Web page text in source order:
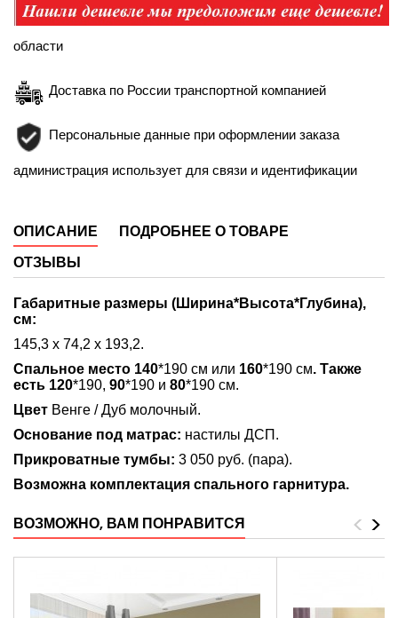
Доставка в пределах Белгорода и Белгородской
области
Доставка по России транспортной компанией
Персональные данные при оформлении заказа
администрация использует для связи и идентификации
ОПИСАНИЕ
ПОДРОБНЕЕ О ТОВАРЕ
ОТЗЫВЫ
Габаритные размеры (Ширина*Высота*Глубина),
см:
145,3 х 74,2 х 193,2.
Спальное место 140*190 см или 160*190 см. Также
есть 120*190, 90*190 и 80*190 см.
Цвет Венге / Дуб молочный.
Основание под матрас: настилы ДСП.
Прикроватные тумбы: 3 050 руб. (пара).
Возможна комплектация спального гарнитура.
ВОЗМОЖНО, ВАМ ПОНРАВИТСЯ >
<